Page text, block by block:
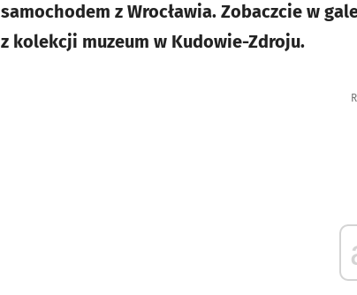
samochodem z Wrocławia. Zobaczcie w
z kolekcji muzeum w Kudowie-Zdroju.